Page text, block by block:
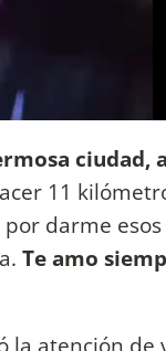
ciudad,
11
darme
Te amo